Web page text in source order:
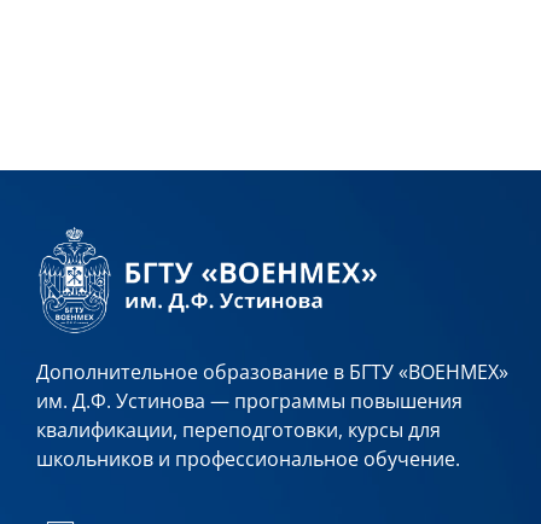
Дополнительное образование в БГТУ «ВОЕНМЕХ»
им. Д.Ф. Устинова — программы повышения
квалификации, переподготовки, курсы для
школьников и профессиональное обучение.